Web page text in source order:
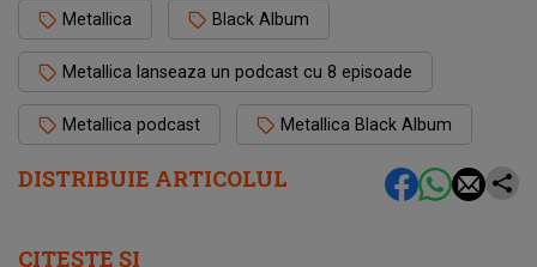
DISTRIBUIE ARTICOLUL
Metallica Black Album
Metallica lanseaza un podcast cu 8 episoade
Metallica podcast Metallica Black Album
CITEȘTE ȘI